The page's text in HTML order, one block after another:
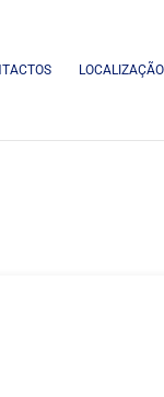
LOCALIZAÇÃO